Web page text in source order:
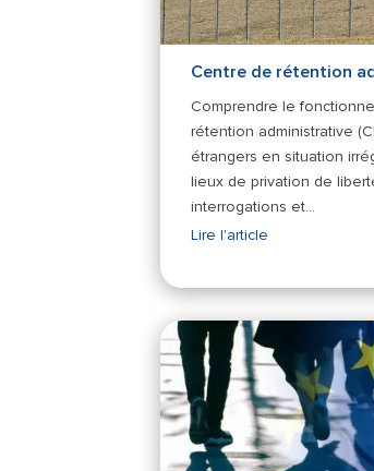
Centre de rétention
Comprendre le
rétention administrative
étrangers en situation
lieux de privation de
interrogations et…
Lire l'article